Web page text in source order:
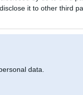
it to other third
data.
jegu no ta otra vanos veca
vanosi sen jau ir beigti.
perfekti stradas abi vanosi bus